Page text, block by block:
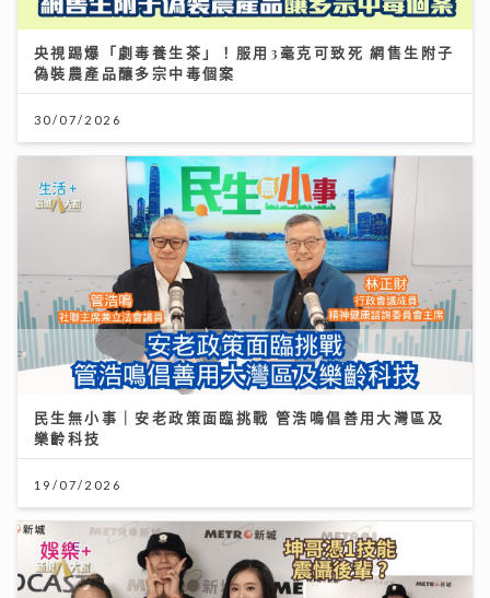
央視踢爆「劇毒養生茶」！服用3毫克可致死 網售生附子
偽裝農產品釀多宗中毒個案
30/07/2026
民生無小事｜安老政策面臨挑戰 管浩鳴倡善用大灣區及
樂齡科技
19/07/2026